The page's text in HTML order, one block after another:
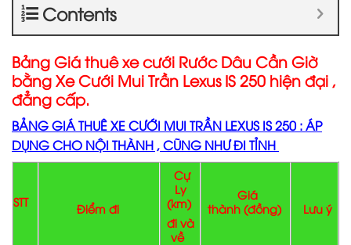
Contents
Bảng Giá thuê xe cưới Rước Dâu Cần Giờ
bằng Xe Cưới Mui Trần Lexus IS 250 hiện đại ,
đẳng cấp.
BẢNG GIÁ THUÊ XE CƯỚI MUI TRẦN LEXUS IS 250 : ÁP
DỤNG CHO NỘI THÀNH , CŨNG NHƯ ĐI TỈNH
STT Điểm đi
Cự
Ly
(km)
đi và
về
Giá
thành (đồng) Lưu ý